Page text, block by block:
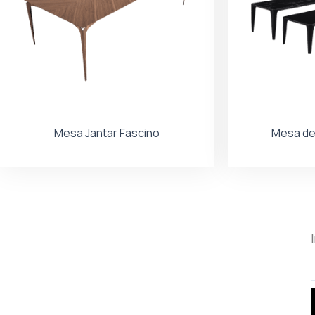
Mesa Jantar Fascino Mesa